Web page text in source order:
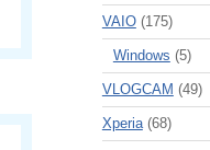
VAIO(175)
Windows (5)
VLOGCAM (49)
Xperia(68)